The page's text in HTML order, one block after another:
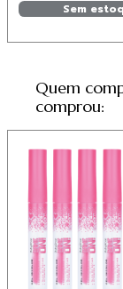
Sem
Quem
comprou: